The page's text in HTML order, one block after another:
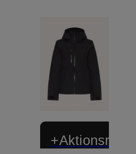
+Aktionsrabatt